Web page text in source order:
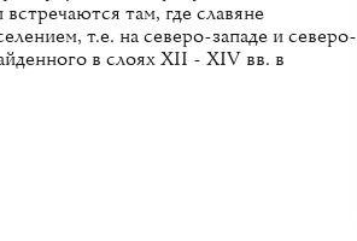
там, где славяне
т.е. на северо-западе и северо-
в слоях XII - XIV вв. в